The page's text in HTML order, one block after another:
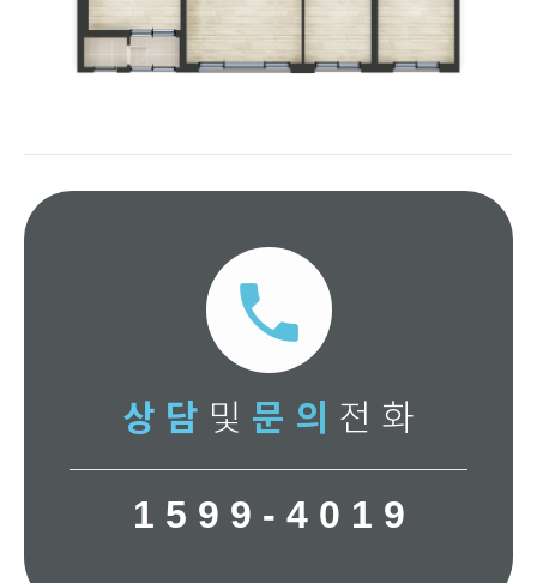
local_phone
상 담 및 문 의 전 화
1 5 9 9 - 4 0 1 9